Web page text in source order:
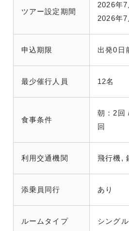
ツアー設定期間
2026年
2026年
申込期限 出発0日
最少催行人員 12名
食事条件
朝：2回
回
利用交通機関 飛行機,
添乗員同行 あり
ルームタイプ シングル